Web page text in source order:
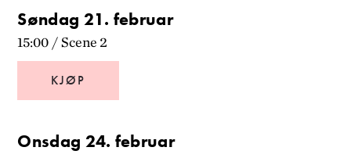
Søndag 21. februar
15:00 / Scene 2
KJØP
Onsdag 24. februar